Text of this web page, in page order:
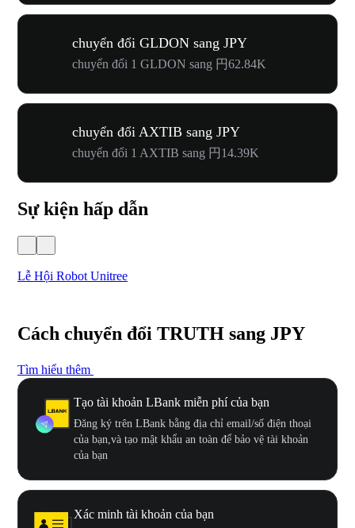
chuyển đổi GLDON sang JPY
chuyển đổi 1 GLDON sang 円62.84K
chuyển đổi AXTIB sang JPY
chuyển đổi 1 AXTIB sang 円14.39K
Sự kiện hấp dẫn
Lễ Hội Robot Unitree
Cách chuyển đổi TRUTH sang JPY
Tìm hiểu thêm
Tạo tài khoản LBank miễn phí của bạn
Đăng ký trên LBank bằng địa chỉ email/số điện thoại
của bạn,và tạo mật khẩu an toàn để bảo vệ tài khoản
của bạn
Xác minh tài khoản của bạn